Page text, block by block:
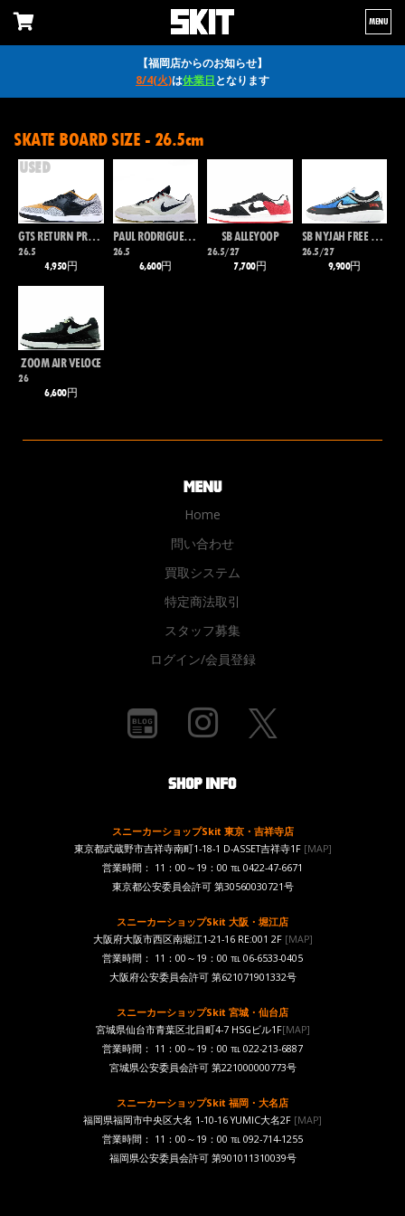
【福岡店からのお知らせ】
8/4(火)は休業日となります
MENU
SKATE BOARD SIZE - 26.5cm
USED
GTS RETURN PREMIUM
26.5
4,950円
PAUL RODRIGUEZ 9 ELITE
26.5
6,600円
SB ALLEYOOP
26.5/27
7,700円
SB NYJAH FREE 2 PRM
26.5/27
9,900円
ZOOM AIR VELOCE
26
6,600円
Home
問い合わせ
買取システム
特定商法取引
スタッフ募集
ログイン/会員登録
スニーカーショップSkit 東京・吉祥寺店
東京都武蔵野市吉祥寺南町1-18-1 D-ASSET吉祥寺1F [MAP]
営業時間： 11：00～19：00 ℡ 0422-47-6671
東京都公安委員会許可 第30560030721号
スニーカーショップSkit 大阪・堀江店
大阪府大阪市西区南堀江1-21-16 RE:001 2F[MAP]
営業時間： 11：00～19：00 ℡ 06-6533-0405
大阪府公安委員会許可 第621071901332号
スニーカーショップSkit 宮城・仙台店
宮城県仙台市青葉区北目町4-7 HSGビル1F[MAP]
営業時間： 11：00～19：00 ℡ 022-213-6887
宮城県公安委員会許可 第221000000773号
スニーカーショップSkit 福岡・大名店
福岡県福岡市中央区大名 1-10-16 YUMIC大名2F [MAP]
営業時間： 11：00～19：00 ℡ 092-714-1255
福岡県公安委員会許可 第901011310039号